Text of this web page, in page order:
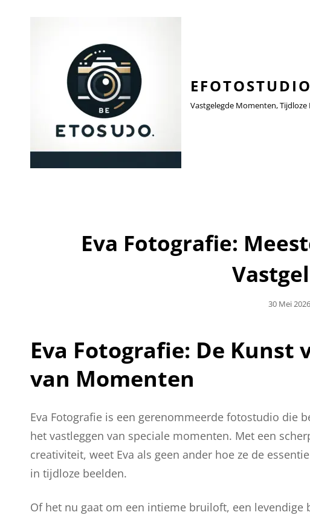
Vastgelegde Momenten,
Eva Fotografie:
Geplaatst
30 Mei 2026
Eva Fotografie: De Kunst
van Momenten
Eva Fotografie is een gerenommeerde fotostudio die
het vastleggen van speciale momenten. Met een
creativiteit, weet Eva als geen ander hoe ze de
in tijdloze beelden.
Of het nu gaat om een intieme bruiloft, een